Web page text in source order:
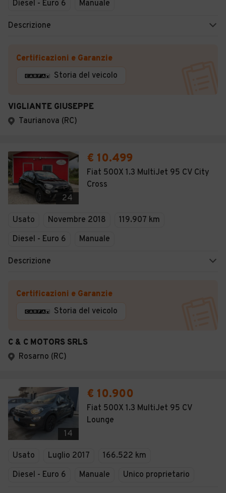
Diesel - Euro 6
Manuale
Descrizione
Certificazioni e Garanzie
Storia del veicolo
VIGLIANTE GIUSEPPE
Taurianova (RC)
24
€ 10.499
Fiat 500X 1.3 MultiJet 95 CV City
Cross
Usato Novembre 2018
119.907 km
Diesel - Euro 6
Manuale
Descrizione
Certificazioni e Garanzie
Storia del veicolo
C & C MOTORS SRLS
Rosarno (RC)
14
€ 10.900
Fiat 500X 1.3 MultiJet 95 CV
Lounge
Usato Luglio 2017
166.522 km
Diesel - Euro 6
Manuale Unico proprietario